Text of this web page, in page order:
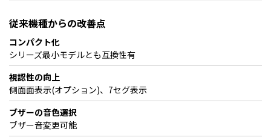
従来機種からの改善点
コンパクト化
シリーズ最小モデルとも互換性有
視認性の向上
側面面表示(オプション)、7セグ表示
ブザーの音色選択
ブザー音変更可能